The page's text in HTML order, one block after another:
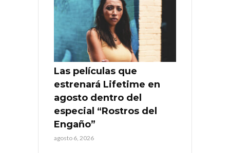
Las películas que
estrenará Lifetime en
agosto dentro del
especial “Rostros del
Engaño”
agosto 6, 2026